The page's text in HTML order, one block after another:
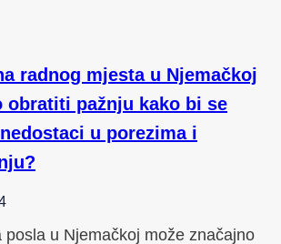
radnog mjesta u Njemačkoj
obratiti pažnju kako bi se
u porezima i
posla u Njemačkoj može značajno